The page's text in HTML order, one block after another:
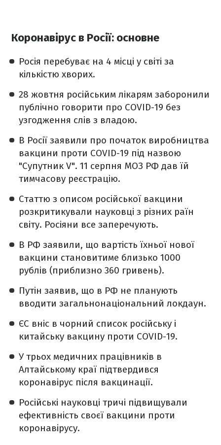
Коронавірус в Росії: основне
Росія перебуває на 4 місці у світі за
кількістю хворих.
28 жовтня російським лікарям заборонили
публічно говорити про COVID-19 без
узгодження слів з владою.
В Росії заявили про початок виробництва
вакцини проти COVID-19 під назвою
"Супутник V". 11 серпня МОЗ РФ дав їй
тимчасову реєстрацію.
Статтю з описом російської вакцини
розкритикували науковці з різних раїн
світу. Росіяни все заперечують.
В РФ заявили, що вартість їхньої нової
вакцини становитиме близько 1000
рублів (приблизно 360 гривень).
Путін заявив, що в РФ не планують
вводити загальнонаціональний локдаун.
ЄС вніс в чорний список російську і
китайську вакцину проти COVID-19.
У трьох медичних працівників в
Алтайському краї підтвердився
коронавірус після вакцинації.
Російські науковці тричі підвищували
ефективність своєї вакцини проти
коронавірусу.